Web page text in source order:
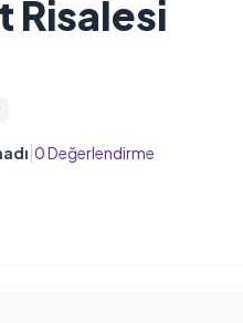
Risalesi
0 Değerlendirme